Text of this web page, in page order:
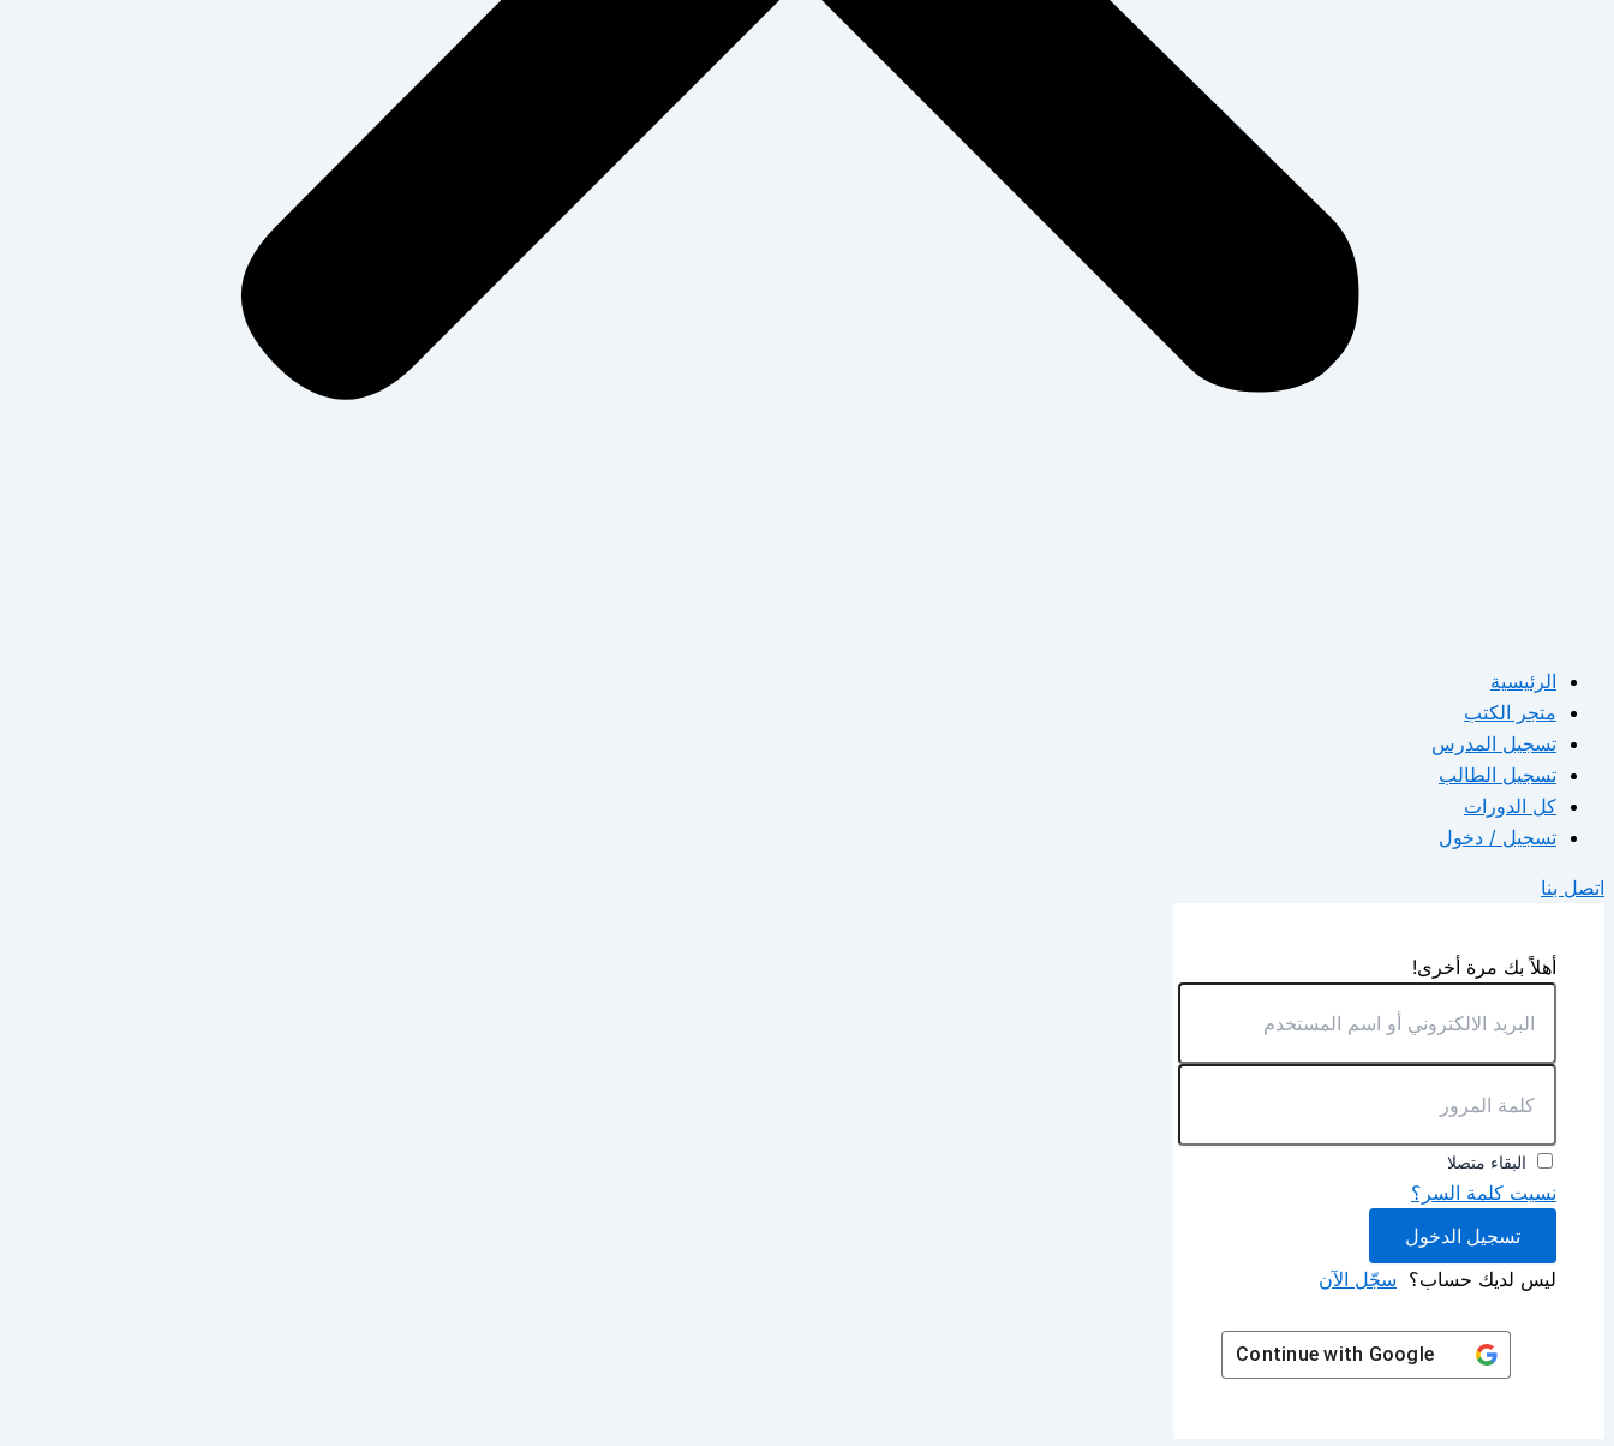
الرئيسية
متجر الكتب
تسجيل المدرس
تسجيل الطالب
كل الدورات
تسجيل / دخول
اتصل بنا
أهلاً بك مرة أخرى!
البقاء متصلا
نسيت كلمة السر؟
تسجيل الدخول
ليس لديك حساب؟ سجّل الآن
Continue with Google